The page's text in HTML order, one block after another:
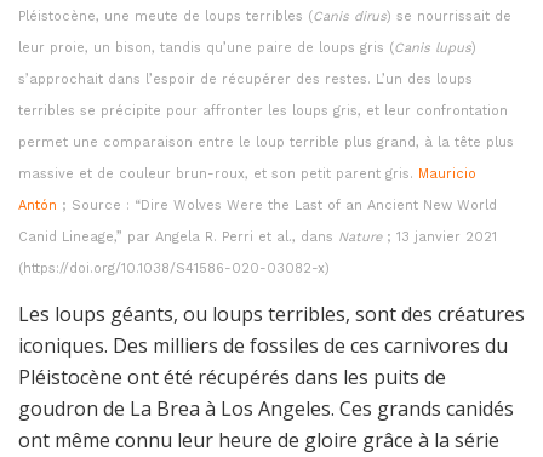
Pléistocène, une meute de loups terribles (Canis dirus) se nourrissait de
leur proie, un bison, tandis qu’une paire de loups gris (Canis lupus)
s’approchait dans l’espoir de récupérer des restes. L’un des loups
terribles se précipite pour affronter les loups gris, et leur confrontation
permet une comparaison entre le loup terrible plus grand, à la tête plus
massive et de couleur brun-roux, et son petit parent gris. Mauricio
Antón ; Source : “Dire Wolves Were the Last of an Ancient New World
Canid Lineage,” par Angela R. Perri et al., dans Nature; 13 janvier 2021
(https://doi.org/10.1038/S41586-020-03082-x)
Les loups géants, ou loups terribles, sont des créatures
iconiques. Des milliers de fossiles de ces carnivores du
Pléistocène ont été récupérés dans les puits de
goudron de La Brea à Los Angeles. Ces grands canidés
ont même connu leur heure de gloire grâce à la série